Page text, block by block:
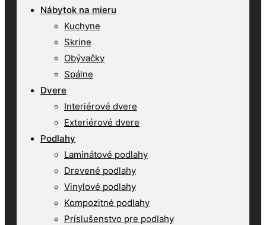
Nábytok na mieru
Kuchyne
Skrine
Obývačky
Spálne
Dvere
Interiérové dvere
Exteriérové dvere
Podlahy
Laminátové podlahy
Drevené podlahy
Vinylové podlahy
Kompozitné podlahy
Príslušenstvo pre podlahy